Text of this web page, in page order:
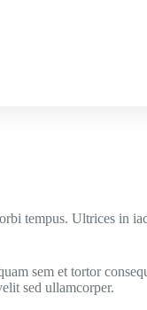
tempus. Ultrices in
sem et tortor
sed ullamcorper.